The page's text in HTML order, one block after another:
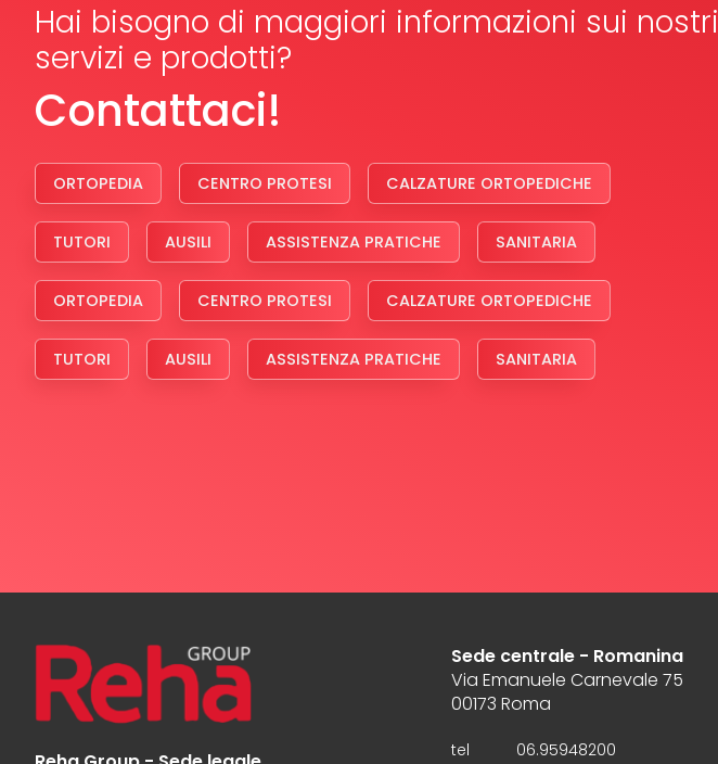
Hai bisogno di maggiori informazioni sui nostri
servizi e prodotti?
Contattaci!
ORTOPEDIA CENTRO PROTESI CALZATURE ORTOPEDICHE
TUTORI AUSILI ASSISTENZA PRATICHE SANITARIA
ORTOPEDIA CENTRO PROTESI CALZATURE ORTOPEDICHE
TUTORI AUSILI ASSISTENZA PRATICHE SANITARIA
Sede centrale - Romanina
Via Emanuele Carnevale 75
00173 Roma
tel 06.95948200